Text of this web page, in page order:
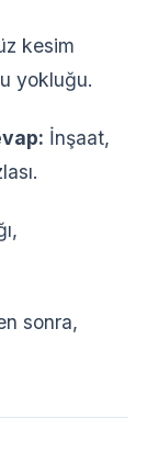
kesim
yokluğu.
İnşaat,
sonra,